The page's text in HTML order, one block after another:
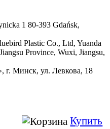
1 80-393 Gdańsk,
Plastic Co., Ltd, Yuanda
Province, Wuxi, Jiangsu,
Минск, ул. Левкова, 18
Купить